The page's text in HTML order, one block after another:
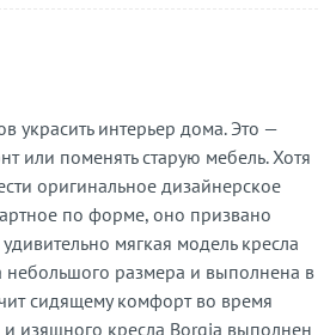
украсить интерьер дома. Это —
или поменять старую мебель. Хотя
оригинальное дизайнерское
по форме, оно призвано
мягкая модель кресла
небольшого размера и выполнена в
сидящему комфорт во время
изящного кресла Borgia выполнен